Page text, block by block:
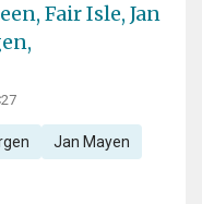
Fair Isle, Jan
Jan Mayen